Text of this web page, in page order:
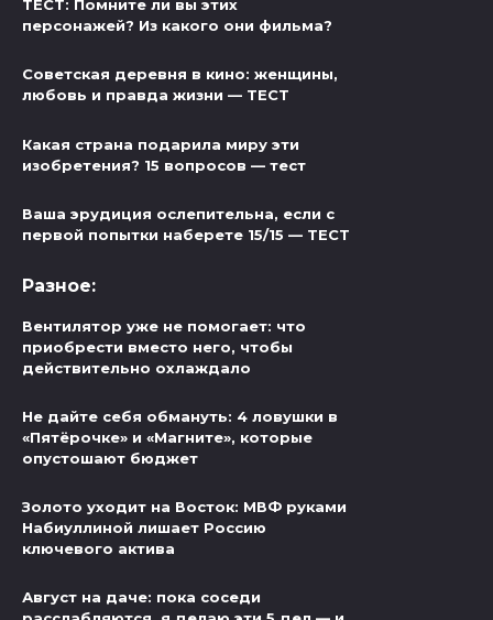
ТЕСТ: Помните ли вы этих
персонажей? Из какого они фильма?
Советская деревня в кино: женщины,
любовь и правда жизни — ТЕСТ
Какая страна подарила миру эти
изобретения? 15 вопросов — тест
Ваша эрудиция ослепительна, если с
первой попытки наберете 15/15 — ТЕСТ
Разное:
Вентилятор уже не помогает: что
приобрести вместо него, чтобы
действительно охлаждало
Не дайте себя обмануть: 4 ловушки в
«Пятёрочке» и «Магните», которые
опустошают бюджет
Золото уходит на Восток: МВФ руками
Набиуллиной лишает Россию
ключевого актива
Август на даче: пока соседи